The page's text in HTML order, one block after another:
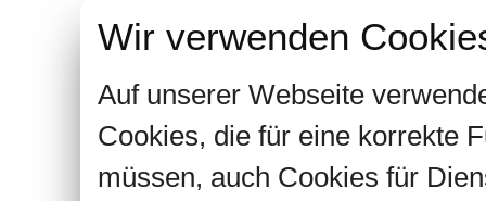
Wir verwenden
Auf unserer Webseite
Cookies, die für eine korrekte
müssen, auch Cookies für